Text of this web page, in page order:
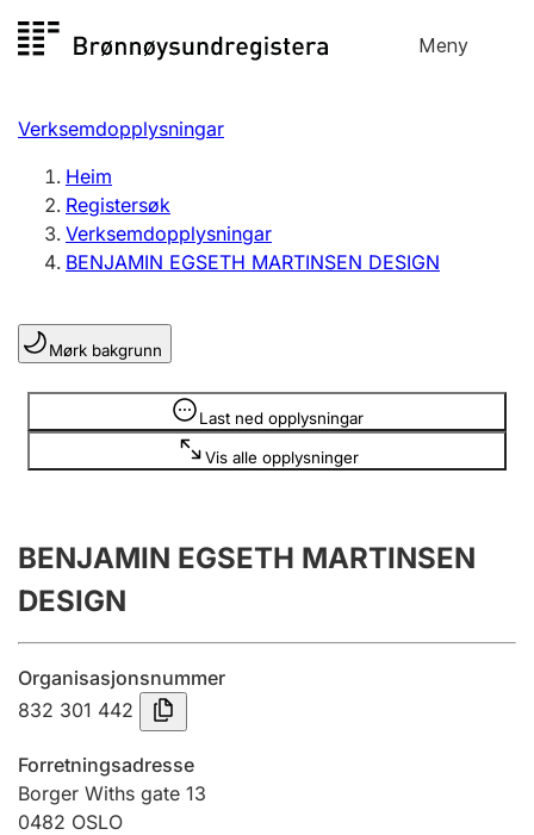
til
Meny
Registersøk
Aksjeselskap
Enkeltpersonføretak
Registrere, endre, slette
Lag og foreining
Registrere, endre, slette
Årsrekneskap
Innsending og forseinkingsgebyr
Tinglysing
Jeger
Betaling og jegeravgiftskort
Verksemdopplysningar
Heim
Registersøk
Verksemdopplysningar
BENJAMIN EGSETH MARTINSEN DESIGN
Mørk bakgrunn
Last ned opplysningar
Vis alle opplysninger
Opplysninger er skjult
BENJAMIN EGSETH MARTINSEN
DESIGN
Organisasjonsnummer
832 301 442
Forretningsadresse
Borger Withs gate 13
0482 OSLO